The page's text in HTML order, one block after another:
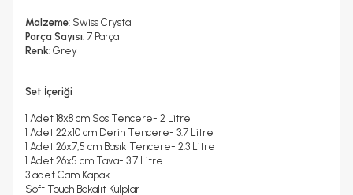
2 Yıl
3, 5 mm
Malzeme: Swiss Crystal
Parça Sayısı: 7 Parça
Renk: Grey
Set İçeriği
1 Adet 18x8 cm Sos Tencere- 2 Litre
1 Adet 22x10 cm Derin Tencere- 3.7 Litre
1 Adet 26x7,5 cm Basık Tencere- 2.3 Litre
1 Adet 26x5 cm Tava- 3.7 Litre
3 adet Cam Kapak
Soft Touch Bakalit Kulplar